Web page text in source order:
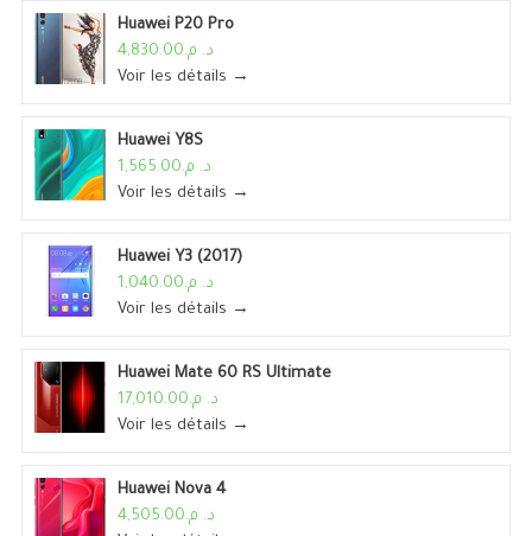
Huawei P20 Pro
د. م.4,830.00
Voir les détails →
Huawei Y8S
د. م.1,565.00
Voir les détails →
Huawei Y3 (2017)
د. م.1,040.00
Voir les détails →
Huawei Mate 60 RS Ultimate
د. م.17,010.00
Voir les détails →
Huawei Nova 4
د. م.4,505.00